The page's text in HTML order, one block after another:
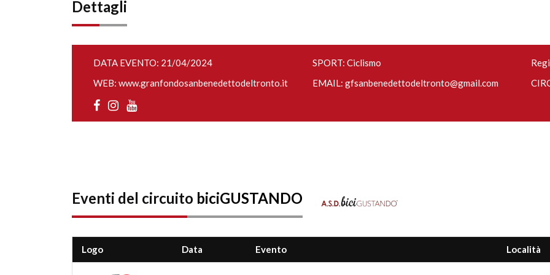
Dettagli
DATA EVENTO: 21/04/2024 SPORT: Ciclismo
WEB: www.granfondosanbenedettodeltronto.it EMAIL: gfsanbenedettodeltronto@gmail.com
Eventi del circuito biciGUSTANDO
Logo Data Evento Località